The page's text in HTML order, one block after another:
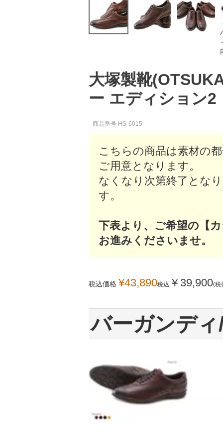
大塚製靴
ー エディション2
商品番号 HS-6015
こちらの商品は素材の
ご用意となります。
なくなり次第終了とな
す。
下表より、ご希望の【
お進みくださいませ。
税込価格 ¥43,890税込 ￥ 39,900(税
バーガンデ